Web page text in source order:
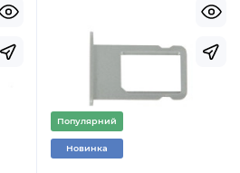
Популярний
Новинка